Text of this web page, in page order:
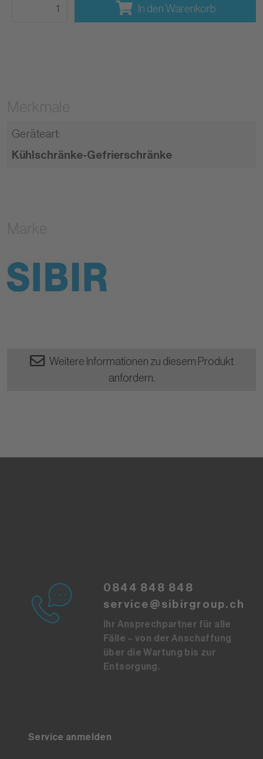
In den Warenkorb
Geräteart:
Kühlschränke-Gefrierschränke
Weitere Informationen zu diesem Produkt
anfordern.
0844 848 848
service@sibirgroup.ch
Ihr Ansprechpartner für alle
Fälle – von der Anschaffung
über die Wartung bis zur
Entsorgung.
Service anmelden